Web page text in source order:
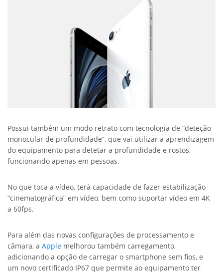
Possui também um modo retrato com tecnologia de “deteção
monocular de profundidade”, que vai utilizar a aprendizagem
do equipamento para detetar a profundidade e rostos,
funcionando apenas em pessoas.
No que toca a vídeo, terá capacidade de fazer estabilização
“cinematográfica” em vídeo, bem como suportar vídeo em 4K
a 60fps.
Para além das novas configurações de processamento e
câmara, a Apple melhorou também carregamento,
adicionando a opção de carregar o smartphone sem fios, e
um novo certificado IP67 que permite ao equipamento ter